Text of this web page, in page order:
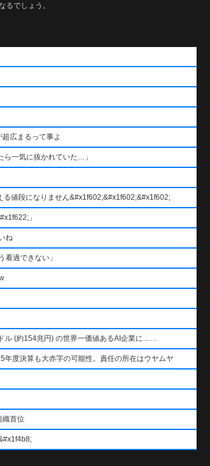
るでしょう。
広まるって事よ
ら一気に抜かれていた…」
値段になりません&#x1f602;&#x1f602;&#x1f602;
」
ね
過できない」
ル (約154兆円) の世界一価値あるAI企業に……
度決算も大赤字の可能性。責任の所在はウヤムヤ
首位